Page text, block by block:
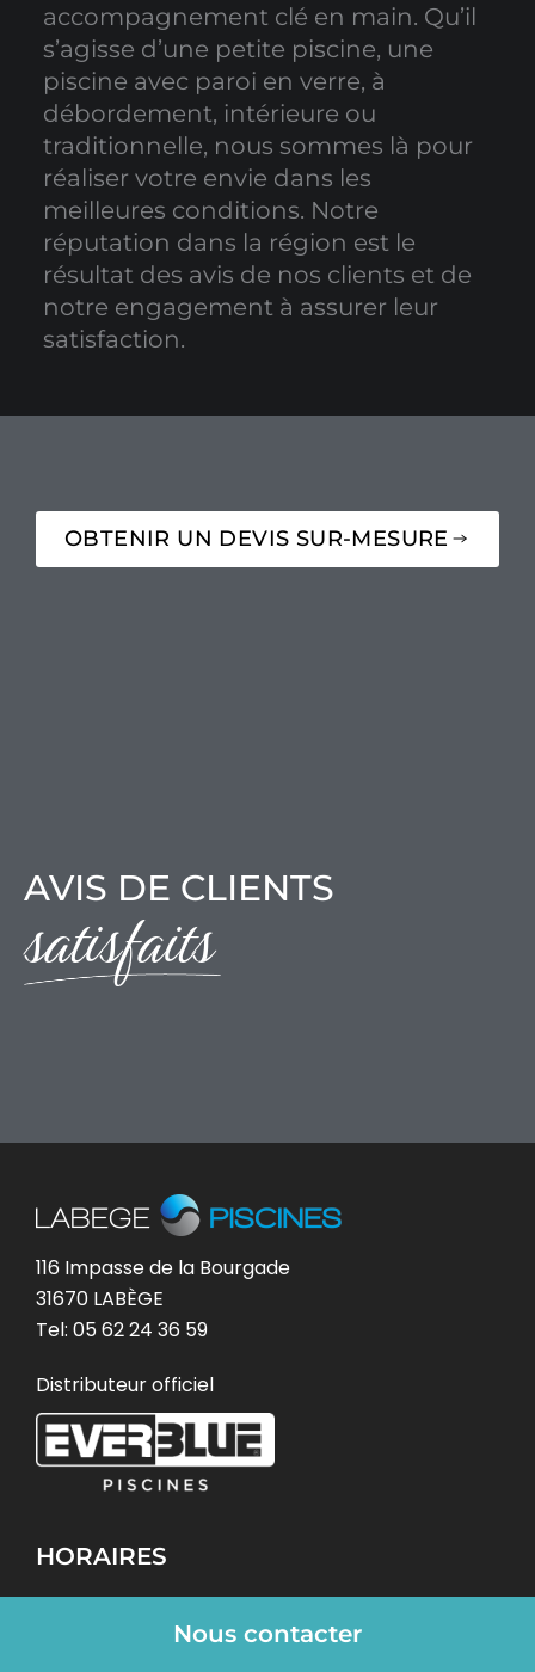
accompagnement clé en main. Qu’il
s’agisse d’une petite piscine, une
piscine avec paroi en verre, à
débordement, intérieure ou
traditionnelle, nous sommes là pour
réaliser votre envie dans les
meilleures conditions. Notre
réputation dans la région est le
résultat des avis de nos clients et de
notre engagement à assurer leur
satisfaction.
OBTENIR UN DEVIS SUR-MESURE
AVIS DE CLIENTS
satisfaits
116 Impasse de la Bourgade
31670 LABÈGE
Tel: 05 62 24 36 59
Distributeur officiel
HORAIRES
Nous contacter